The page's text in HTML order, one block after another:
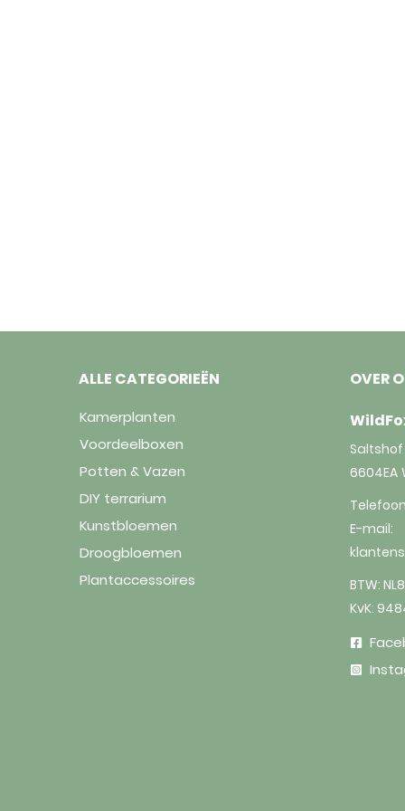
ALLE CATEGORIEËN
Kamerplanten
Voordeelboxen
Potten & Vazen
DIY terrarium
Kunstbloemen
Droogbloemen
Plantaccessoires
OVER
Saltshof
6604EA
E-mail:
BTW:
KvK: